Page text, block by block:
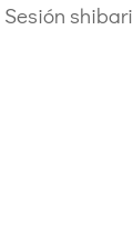
Sesión shibari